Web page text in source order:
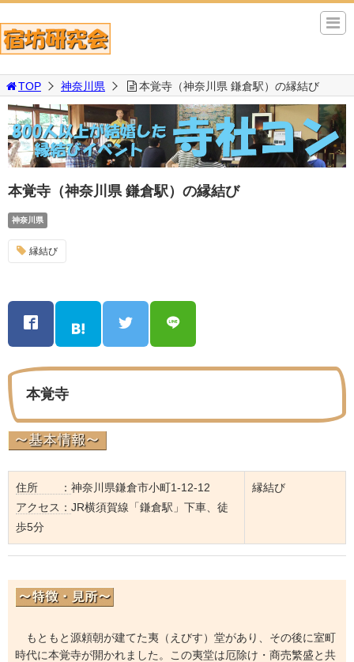
TOP 神奈川県 本覚寺（神奈川県 鎌倉駅）の縁結び
本覚寺（神奈川県 鎌倉駅）の縁結び
神奈川県
縁結び
本覚寺
住所 ： 神奈川県鎌倉市小町1-12-12
アクセス： JR横須賀線「鎌倉駅」下車、徒
歩5分
縁結び
もともと源頼朝が建てた夷（えびす）堂があり、その後に室町
時代に本覚寺が開かれました。この夷堂は厄除け・商売繁盛と共